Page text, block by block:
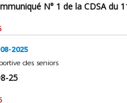
N° 1 de la CDSA du
2025
des seniors
25